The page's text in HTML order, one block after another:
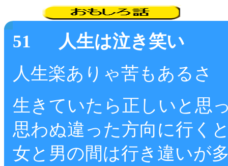
51 人生は泣き笑い
人生楽ありゃ苦もあるさ
生きていたら正しいと思
思わぬ違った方向に行く
女と男の間は行き違いが